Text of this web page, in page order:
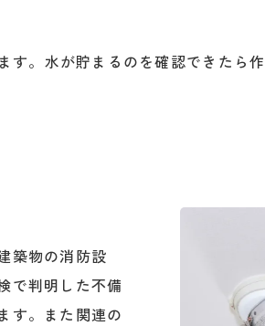
す。水が貯まるのを確認できたら作
築物の消防設
で判明した不備
す。また関連の